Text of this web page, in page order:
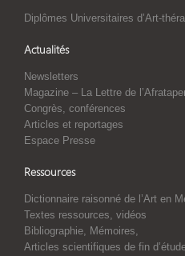
Diplômes Universitaires d’Art-
Actualités
Newsletters
Magazine – La Lettre de
Congrès, conférences
Articles et reportages
Espace Presse
Ressources
Dictionnaire raisonné de l’Art en
Textes ressources, vidéos
Bibliographie, Mémoires,
Articles scientifiques de fin